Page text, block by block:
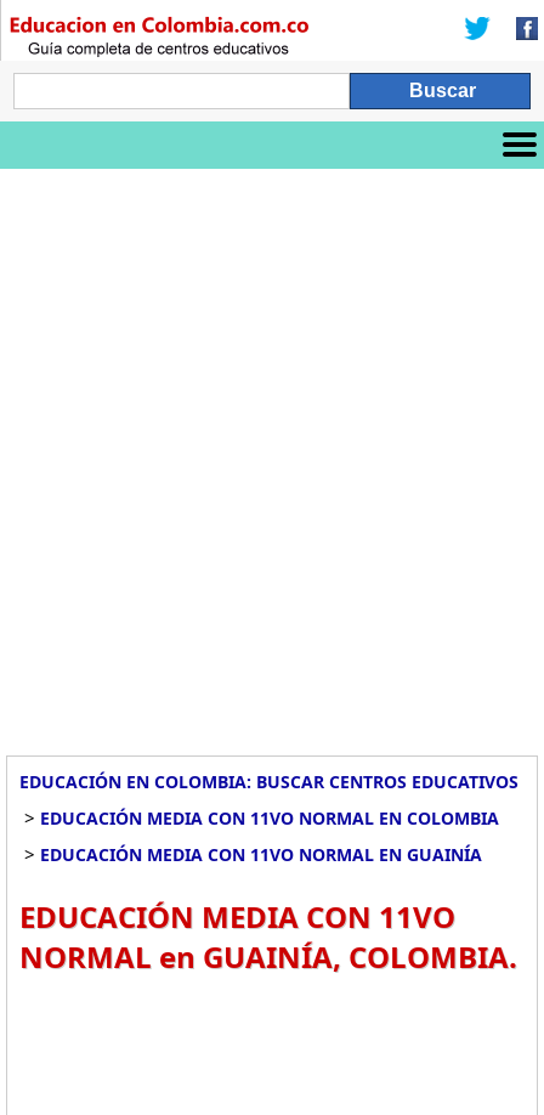
EDUCACIÓN EN COLOMBIA: BUSCAR CENTROS EDUCATIVOS
> EDUCACIÓN MEDIA CON 11VO NORMAL EN COLOMBIA
> EDUCACIÓN MEDIA CON 11VO NORMAL EN GUAINÍA
EDUCACIÓN MEDIA CON 11VO
NORMAL en GUAINÍA, COLOMBIA.